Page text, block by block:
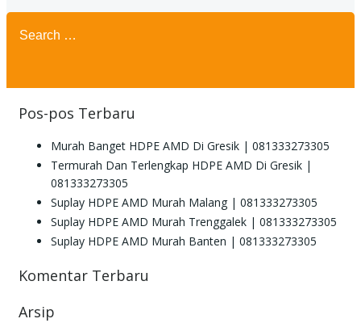
Search
for:
Pos-pos Terbaru
Murah Banget HDPE AMD Di Gresik | 081333273305
Termurah Dan Terlengkap HDPE AMD Di Gresik |
081333273305
Suplay HDPE AMD Murah Malang | 081333273305
Suplay HDPE AMD Murah Trenggalek | 081333273305
Suplay HDPE AMD Murah Banten | 081333273305
Komentar Terbaru
Arsip